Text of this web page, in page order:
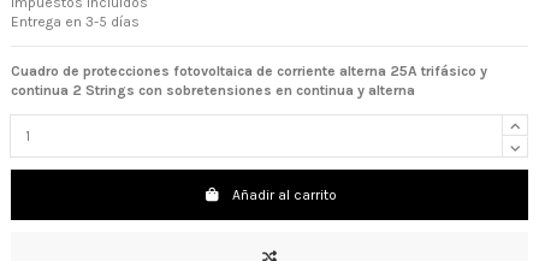
Entrega en 3-5 días
Cuadro de protecciones fotovoltaica de corriente alterna 25A trifásico y
continua 2 Strings con sobretensiones en continua y alterna
Añadir al carrito